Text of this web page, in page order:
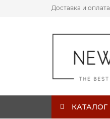
Доставка и оплата
КАТАЛОГ